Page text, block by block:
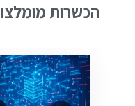
הכשרות